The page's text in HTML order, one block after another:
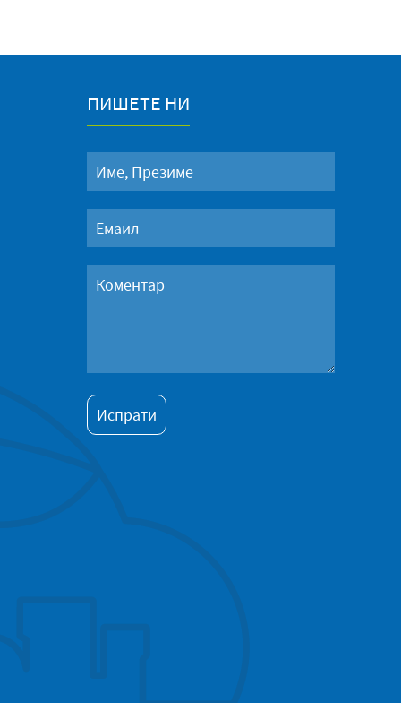
ПИШЕТЕ НИ